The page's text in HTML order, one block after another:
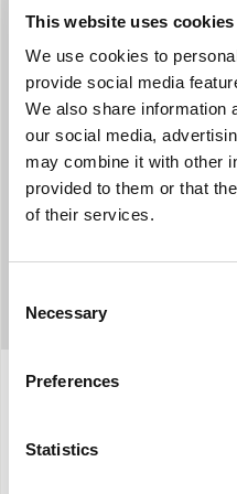
This website uses cookies
We use cookies to
provide social media
We also share information
our social media,
may combine it with other
provided to them or that
of their services.
Selection
Necessary
Preferences
Statistics
2000W CON
La resistencia de cerámica